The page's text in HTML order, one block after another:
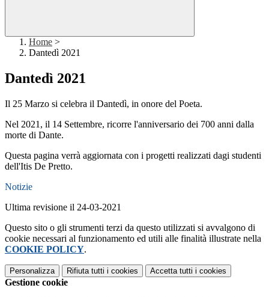
Home >
Dantedì 2021
Dantedì 2021
Il 25 Marzo si celebra il Dantedì, in onore del Poeta.
Nel 2021, il 14 Settembre, ricorre l'anniversario dei 700 anni dalla
morte di Dante.
Questa pagina verrà aggiornata con i progetti realizzati dagi studenti
dell'Itis De Pretto.
Notizie
Ultima revisione il 24-03-2021
Questo sito o gli strumenti terzi da questo utilizzati si avvalgono di
cookie necessari al funzionamento ed utili alle finalità illustrate nella
COOKIE POLICY.
Personalizza Rifiuta tutti i cookies Accetta tutti i cookies
Gestione cookie